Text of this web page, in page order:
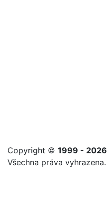
Copyright © 1999 - 2026
Všechna práva vyhrazena.